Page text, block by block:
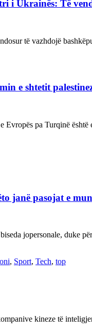
i Ukrainës: Të
të vazhdojë
e shtetit
Evropës pa Turqinë
janë pasojat e
jopersonale,
, Sport, Tech, top
kineze të